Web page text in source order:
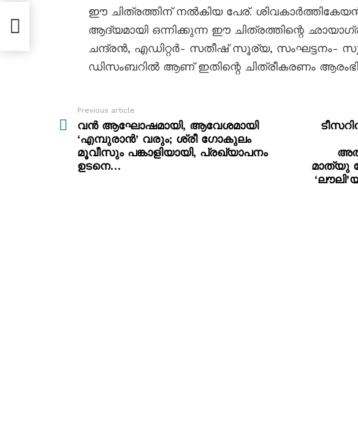
ഈ ചിത്രത്തിന് നൽകിയ പേര്.
ആദ്യമായി ഒന്നിക്കുന്ന ഈ ചിത്രത്തിന്റെ
ചന്ദ്രൻ, എഡിറ്റർ- സതീഷ് സൂര്യ, സംഘട്ടനം-
ഡിസംബറിൽ ആണ് ഇതിന്റെ ചിത്രീകരണം
more
Previous article
വൻ ആഘോഷമായി, ആവേശമായി
‘എമ്പുരാൻ’ വരും; ശ്രീ ഗോകുലം
മൂവീസും പങ്കാളിയായി, പ്രഖ്യാപനം
ഉടനെ…
മാത്യു